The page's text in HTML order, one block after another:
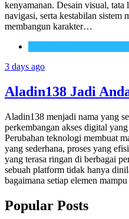
kenyamanan. Desain visual, tata
navigasi, serta kestabilan sistem
membangun karakter…
3 days ago
Aladin138 Jadi
Aladin138 menjadi nama yang
perkembangan akses digital
Perubahan teknologi membuat
yang sederhana, proses yang
yang terasa ringan di berbagai
sebuah platform tidak hanya
bagaimana setiap elemen
Popular Posts